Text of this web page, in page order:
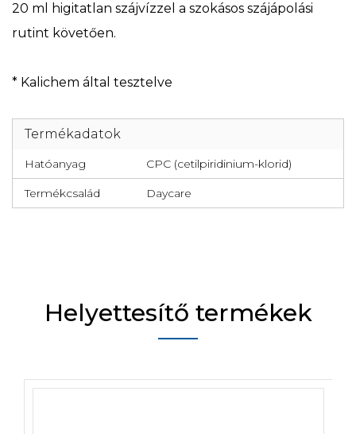
20 ml higitatlan szájvízzel a szokásos szájápolási
rutint követően.
* Kalichem által tesztelve
Termékadatok
Hatóanyag CPC (cetilpiridinium-klorid)
Termékcsalád Daycare
Helyettesítő termékek